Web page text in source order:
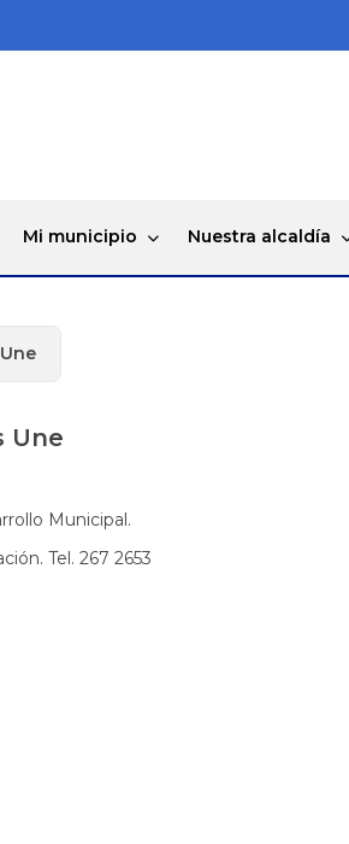
Mi municipio Nuestra alcaldía
Une
Municipal.
Tel. 267 2653